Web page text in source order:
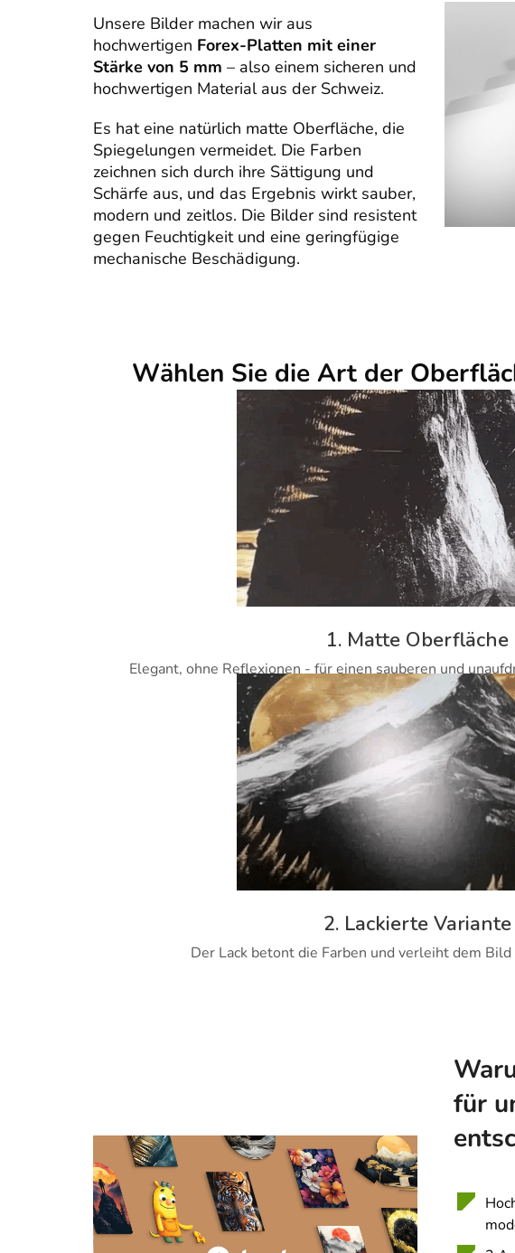
Unsere Bilder machen wir aus
hochwertigen Forex-Platten mit einer
Stärke von 5 mm – also einem sicheren und
hochwertigen Material aus der Schweiz.
Es hat eine natürlich matte Oberfläche, die
Spiegelungen vermeidet. Die Farben
zeichnen sich durch ihre Sättigung und
Schärfe aus, und das Ergebnis wirkt sauber,
modern und zeitlos. Die Bilder sind resistent
gegen Feuchtigkeit und eine geringfügige
mechanische Beschädigung.
Wählen Sie die Art der
1. Matte Oberfläche
Elegant, ohne Reflexionen - für einen sauberen und
2. Lackierte Variante
Der Lack betont die Farben und verleiht dem Bild
für